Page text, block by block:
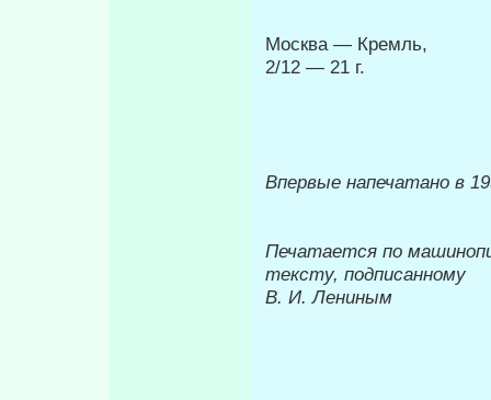
Москва — Кремль,
2/12 — 21 г.
Впервые напечатано в
Печатается по
тексту, подписанному
В. И. Лениным